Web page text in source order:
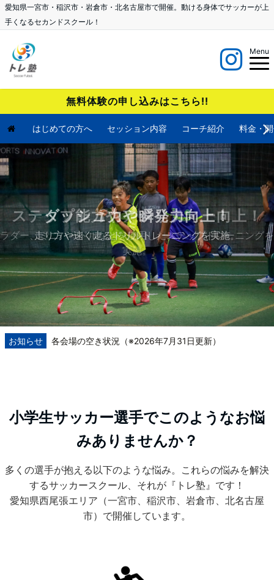
愛知県一宮市・稲沢市・岩倉市・北名古屋市で開催。動ける身体でサッカーが上
手くなるセカンドスクール！
Menu
無料体験の申し込みはこちら!!
はじめての方へ セッション内容 コーチ紹介 料金・
ステップ能力やアジリティー向上！
ラダー、ミニハードルなどを使用したステップトレーニングを
実施。
お知らせ 各会場の空き状況（※2026年7月31日更新）
トレ塾2026 “木曜日セッション開講”のお知らせ
小学生サッカー選手でこのようなお悩
みありませんか？
多くの選手が抱える以下のような悩み。これらの悩みを解決
するサッカースクール、それが『トレ塾』です！
愛知県西尾張エリア（一宮市、稲沢市、岩倉市、北名古屋
市）で開催しています。